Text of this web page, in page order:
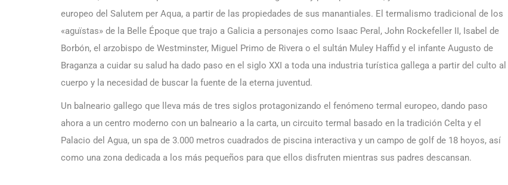
europeo del Salutem per Aqua, a partir de las propiedades de sus manantiales. El termalismo tradicional de los
«aguïstas» de la Belle Époque que trajo a Galicia a personajes como Isaac Peral, John Rockefeller II, Isabel de
Borbón, el arzobispo de Westminster, Miguel Primo de Rivera o el sultán Muley Haffid y el infante Augusto de
Braganza a cuidar su salud ha dado paso en el siglo XXI a toda una industria turística gallega a partir del culto al
cuerpo y la necesidad de buscar la fuente de la eterna juventud.
Un balneario gallego que lleva más de tres siglos protagonizando el fenómeno termal europeo, dando paso
ahora a un centro moderno con un balneario a la carta, un circuito termal basado en la tradición Celta y el
Palacio del Agua, un spa de 3.000 metros cuadrados de piscina interactiva y un campo de golf de 18 hoyos, así
como una zona dedicada a los más pequeños para que ellos disfruten mientras sus padres descansan.